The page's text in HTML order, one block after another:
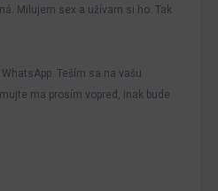
Milujem sex a užívam si ho. Tak
Teším sa na vašu
ma prosím vopred, inak bude